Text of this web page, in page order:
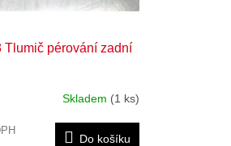
Tlumič pérování zadní
Skladem (1 ks)
Do košíku